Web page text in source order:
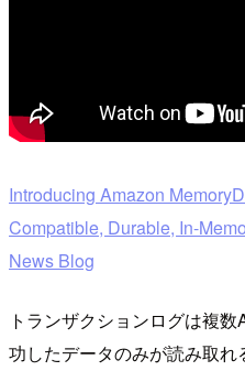
Introducing Amazon
Compatible, Durable, In-
News Blog
トランザクションログは複
功したデータのみが読み取